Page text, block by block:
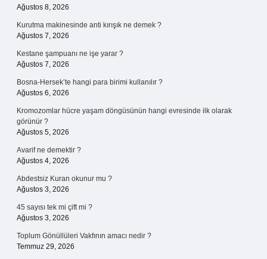
Ağustos 8, 2026
Kurutma makinesinde anti kırışık ne demek ?
Ağustos 7, 2026
Kestane şampuanı ne işe yarar ?
Ağustos 7, 2026
Bosna-Hersek’te hangi para birimi kullanılır ?
Ağustos 6, 2026
Kromozomlar hücre yaşam döngüsünün hangi evresinde ilk olarak
görünür ?
Ağustos 5, 2026
Avarif ne demektir ?
Ağustos 4, 2026
Abdestsiz Kuran okunur mu ?
Ağustos 3, 2026
45 sayısı tek mi çift mi ?
Ağustos 3, 2026
Toplum Gönüllüleri Vakfının amacı nedir ?
Temmuz 29, 2026